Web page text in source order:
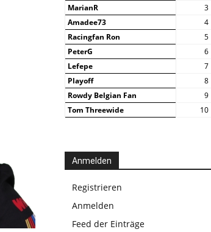
MarianR
3
Amadee73
4
Racingfan Ron
5
PeterG
6
Lefepe
7
Playoff
8
Rowdy Belgian Fan
9
Tom Threewide
10
Anmelden
Registrieren
Anmelden
Feed der Einträge